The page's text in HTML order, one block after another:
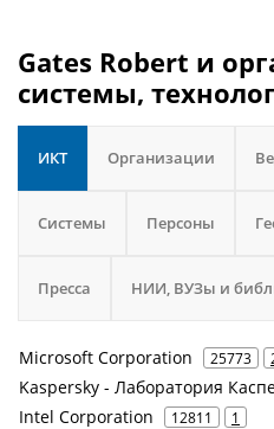
Gates Robert и
системы,
ИКТ Организации
Системы Персоны
Пресса НИИ, ВУЗы и
Microsoft Corporation 25773
Kaspersky - Лаборатория
Intel Corporation 12811 1